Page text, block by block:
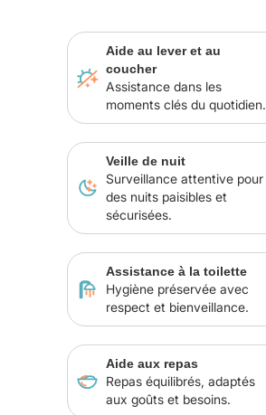
Aide au lever et au
coucher
Assistance dans les
moments clés du quotidien.
Veille de nuit
Surveillance attentive pour
des nuits paisibles et
sécurisées.
Assistance à la toilette
Hygiène préservée avec
respect et bienveillance.
Aide aux repas
Repas équilibrés, adaptés
aux goûts et besoins.